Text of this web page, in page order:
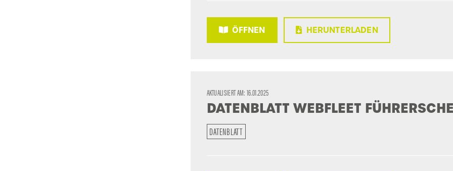
ÖFFNEN HERUNTERLADEN
AKTUALISIERT AM:16.01.2025
DATENBLATT WEBFLEET
DATENBLATT